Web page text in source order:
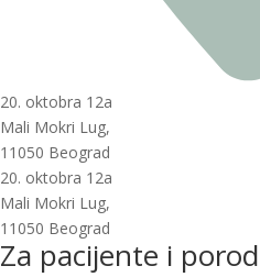
20. oktobra 12a
Mali Mokri Lug,
11050 Beograd
20. oktobra 12a
Mali Mokri Lug,
11050 Beograd
Za pacijente i